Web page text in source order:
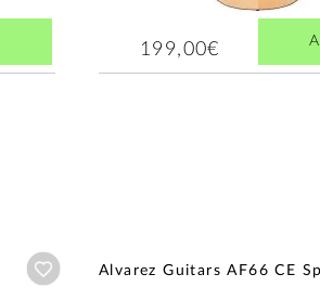
199,00€
Añadir a wishlist
Alvarez Guitars AF66 CE